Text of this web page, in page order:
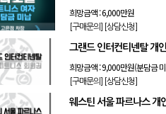
희망금액 :6,000만원
[구매문의] [상담신청]
그랜드 인터컨티넨탈 개
희망금액 :9,000만원(분담금
[구매문의] [상담신청]
웨스틴 서울 파르나스 개